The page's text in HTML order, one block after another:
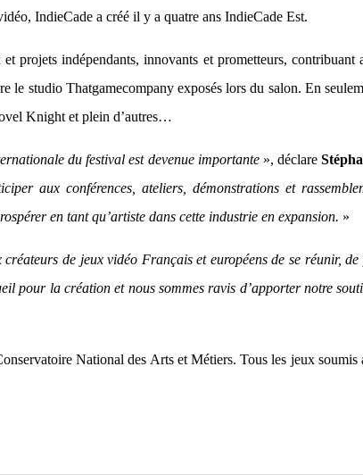
IndieCade a créé il y a quatre ans IndieCade Est.
projets indépendants, innovants et prometteurs,
le studio Thatgamecompany exposés lors du salon. En
Knight et plein d’autres…
du festival est devenue importante», déclare
aux conférences, ateliers, démonstrations et
en tant qu’artiste dans cette industrie en expansion. »
de jeux vidéo Français et européens de se réunir,
pour la création et nous sommes ravis d’apporter notre
National des Arts et Métiers. Tous les jeux